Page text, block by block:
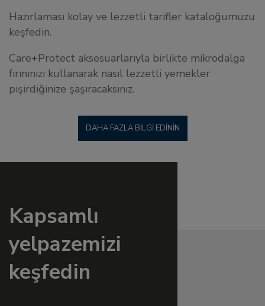
Hazırlaması kolay ve lezzetli tarifler kataloğumuzu
keşfedin.
Care+Protect aksesuarlarıyla birlikte mikrodalga
fırınınızı kullanarak nasıl lezzetli yemekler
pişirdiğinize şaşıracaksınız.
DAHA FAZLA BILGI EDININ
Kapsamlı
yelpazemizi
keşfedin